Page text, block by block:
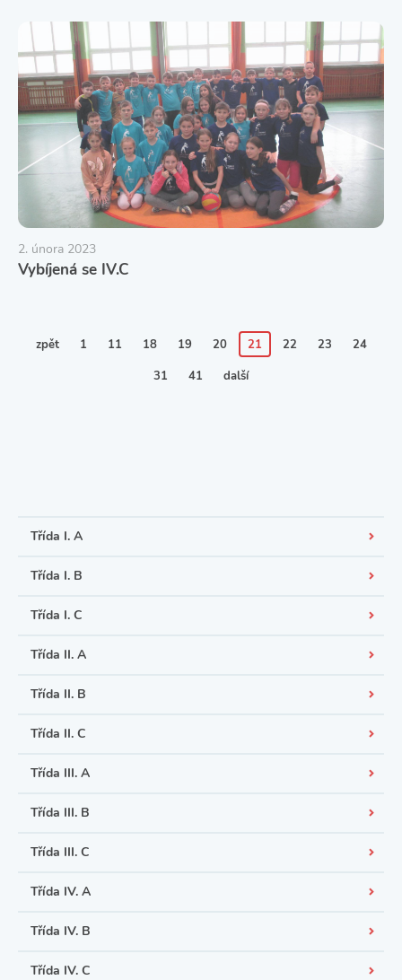
2. února 2023
Vybíjená se IV.C
zpět 1 11 18 19 20 21 22 23 24
31 41 další
Třída I. A
Třída I. B
Třída I. C
Třída II. A
Třída II. B
Třída II. C
Třída III. A
Třída III. B
Třída III. C
Třída IV. A
Třída IV. B
Třída IV. C